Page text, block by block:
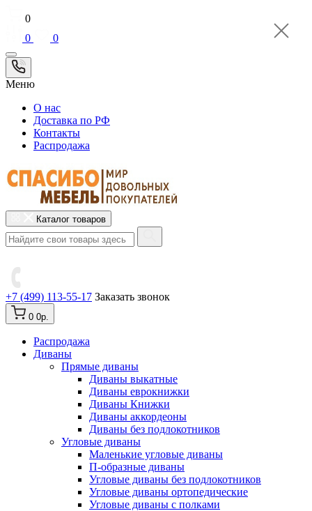
0
0
0
Меню
О нас
Доставка по РФ
Контакты
Распродажа
Каталог товаров
+7 (499) 113-55-17 Заказать звонок
0 0р.
Распродажа
Диваны
Прямые диваны
Диваны выкатные
Диваны еврокнижки
Диваны Книжки
Диваны аккордеоны
Диваны без подлокотников
Угловые диваны
Маленькие угловые диваны
П-образные диваны
Угловые диваны без подлокотников
Угловые диваны ортопедические
Угловые диваны с полками